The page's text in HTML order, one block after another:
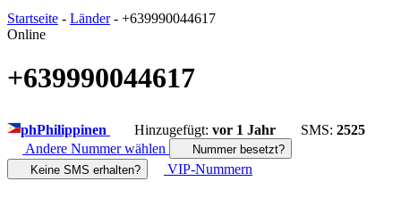
Startseite - Länder- +639990044617
Online
+639990044617
phPhilippinen Hinzugefügt: vor 1 Jahr SMS: 2525
Andere Nummer wählen
Nummer besetzt?
Keine SMS erhalten?
VIP-Nummern